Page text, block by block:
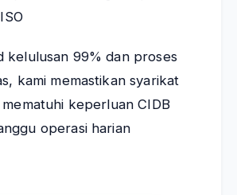
kelulusan 99% dan proses
kami memastikan syarikat
keperluan CIDB
operasi harian